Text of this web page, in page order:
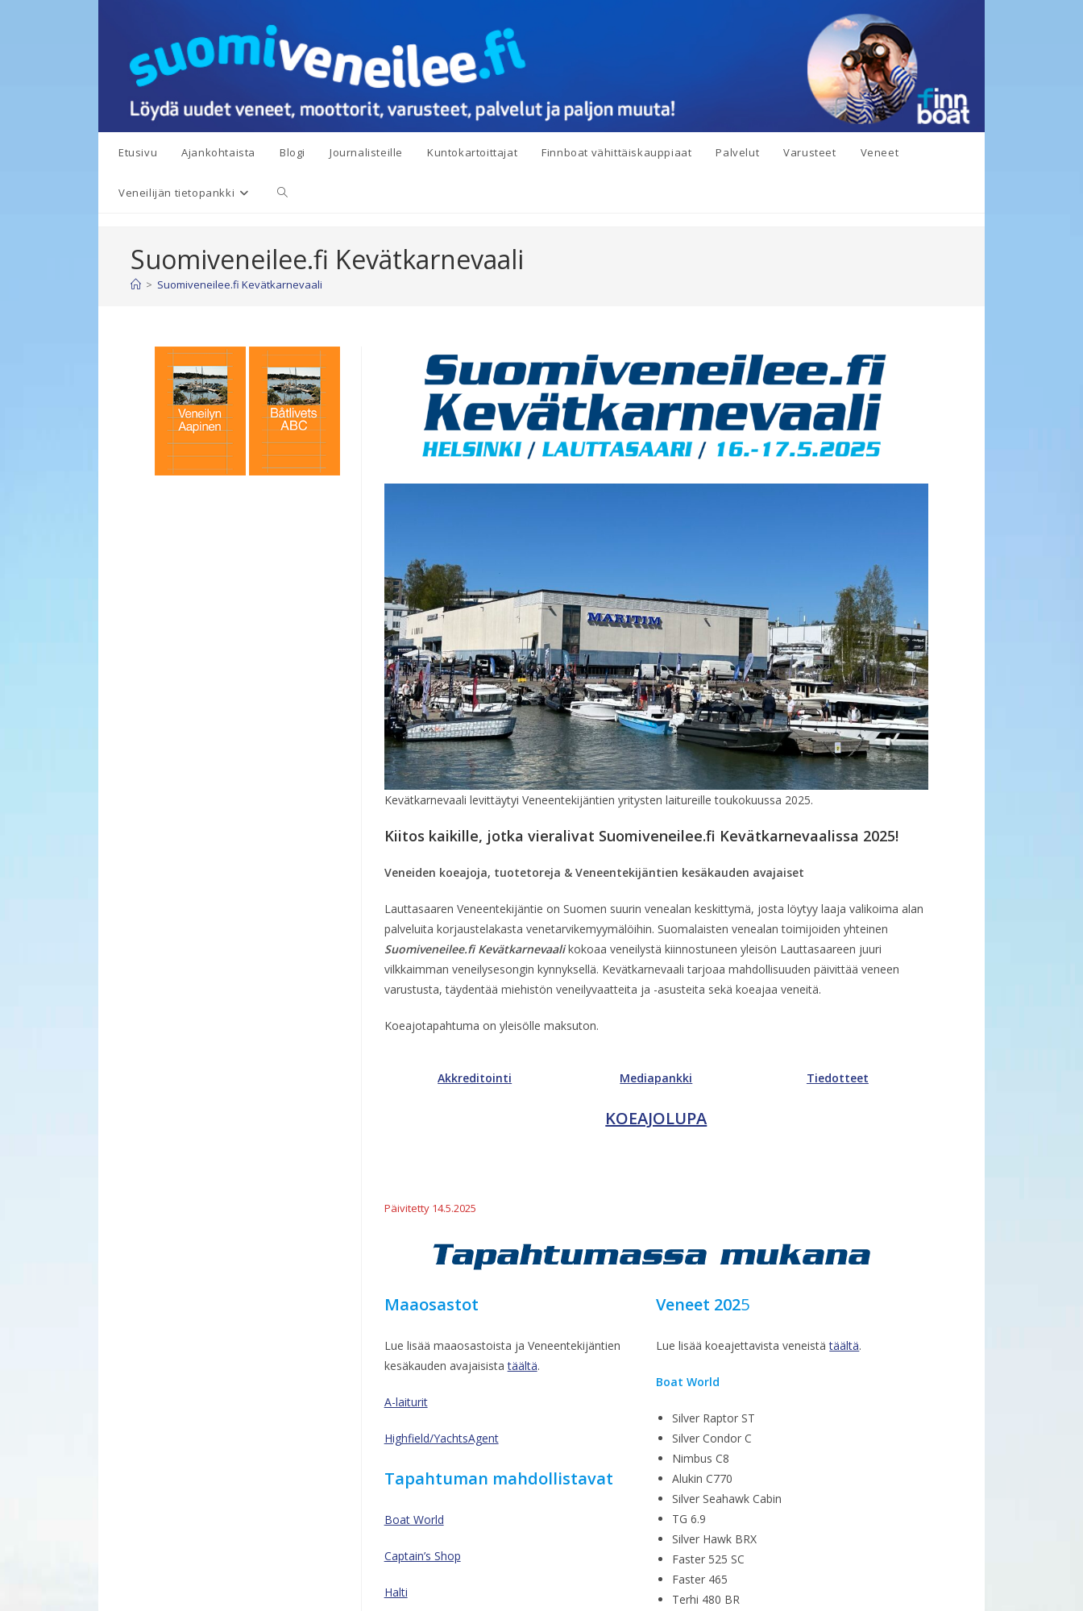
Etusivu Ajankohtaista Blogi Journalisteille Kuntokartoittajat Finnboat vähittäiskauppiaat Palvelut Varusteet Veneet
Veneilijän tietopankki Toggle
search
Suomiveneilee.fi Kevätkarnevaali
> Suomiveneilee.fi Kevätkarnevaali
Kevätkarnevaali levittäytyi Veneentekijäntien yritysten laitureille toukokuussa 2025.
Kiitos kaikille, jotka vieralivat Suomiveneilee.fi Kevätkarnevaalissa 2025!
Veneiden koeajoja, tuotetoreja & Veneentekijäntien kesäkauden avajaiset
Lauttasaaren Veneentekijäntie on Suomen suurin venealan keskittymä, josta löytyy laaja valikoima alan
palveluita korjaustelakasta venetarvikemyymälöihin. Suomalaisten venealan toimijoiden yhteinen
Suomiveneilee.fi Kevätkarnevaalikokoaa veneilystä kiinnostuneen yleisön Lauttasaareen juuri
vilkkaimman veneilysesongin kynnyksellä. Kevätkarnevaali tarjoaa mahdollisuuden päivittää veneen
varustusta, täydentää miehistön veneilyvaatteita ja -asusteita sekä koeajaa veneitä.
Koeajotapahtuma on yleisölle maksuton.
Akkreditointi Mediapankki
KOEAJOLUPA
Tiedotteet
Päivitetty 14.5.2025
Maaosastot
Lue lisää maaosastoista ja Veneentekijäntien
kesäkauden avajaisistatäältä.
A-laiturit
Highfield/YachtsAgent
Tapahtuman mahdollistavat
Boat World
Captain’s Shop
Halti
Veneet 2025
Lue lisää koeajettavista veneistätäältä.
Boat World
Silver Raptor ST
Silver Condor C
Nimbus C8
Alukin C770
Silver Seahawk Cabin
TG 6.9
Silver Hawk BRX
Faster 525 SC
Faster 465
Terhi 480 BR